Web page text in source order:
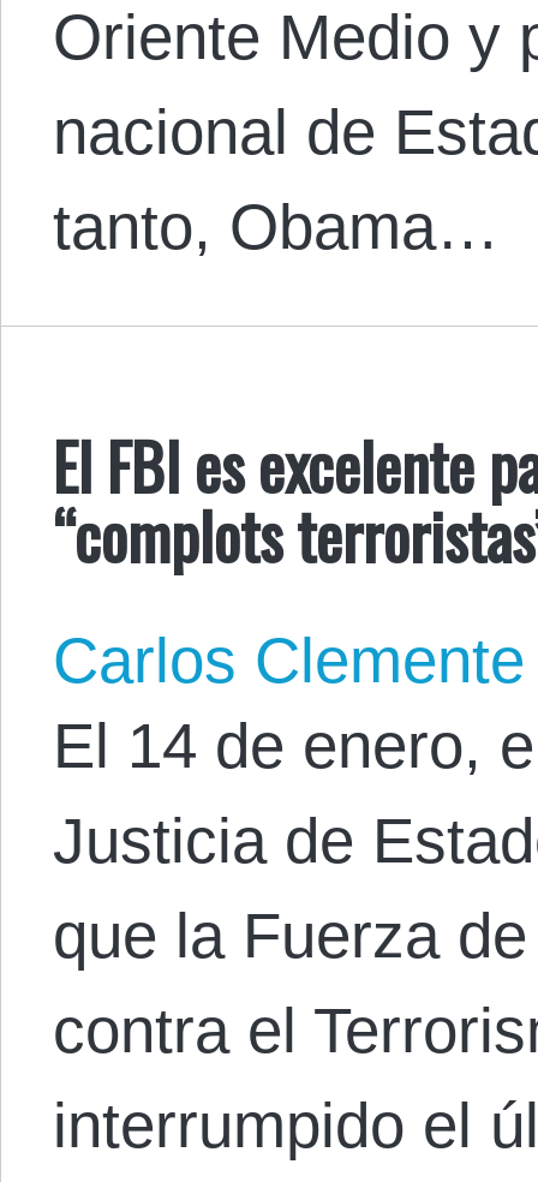
Oriente Medio y
nacional de
tanto, Obama…
El FBI es excelente
“complots
Carlos Clemente
El 14 de enero,
Justicia de
que la Fuerza
contra el
interrumpido el